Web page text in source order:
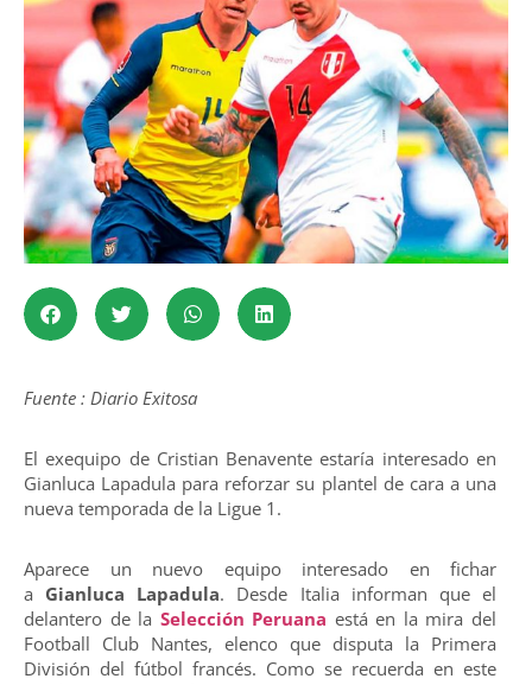
Fuente : Diario Exitosa
El exequipo de Cristian Benavente estaría interesado en
Gianluca Lapadula para reforzar su plantel de cara a una
nueva temporada de la Ligue 1.
Aparece un nuevo equipo interesado en fichar
a Gianluca Lapadula. Desde Italia informan que el
delantero de la Selección Peruana está en la mira del
Football Club Nantes, elenco que disputa la Primera
División del fútbol francés. Como se recuerda en este